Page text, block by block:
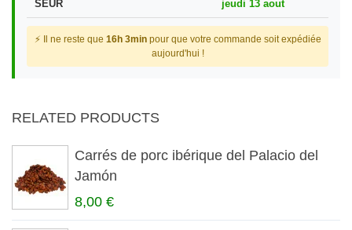
SEUR jeudi 13 aout
⚡ Il ne reste que 16h 3minpour que votre commande soit expédiée
aujourd'hui !
RELATED PRODUCTS
Carrés de porc ibérique del Palacio del
Jamón
8,00 €